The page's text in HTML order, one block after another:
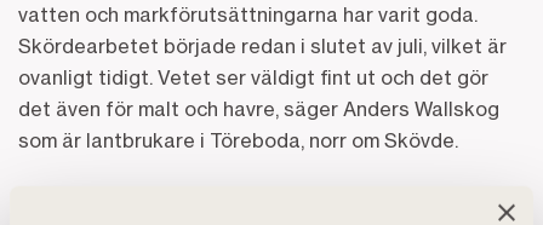
vatten och markförutsättningarna har varit goda.
Skördearbetet började redan i slutet av juli, vilket är
ovanligt tidigt. Vetet ser väldigt fint ut och det gör
det även för malt och havre, säger Anders Wallskog
som är lantbrukare i Töreboda, norr om Skövde.